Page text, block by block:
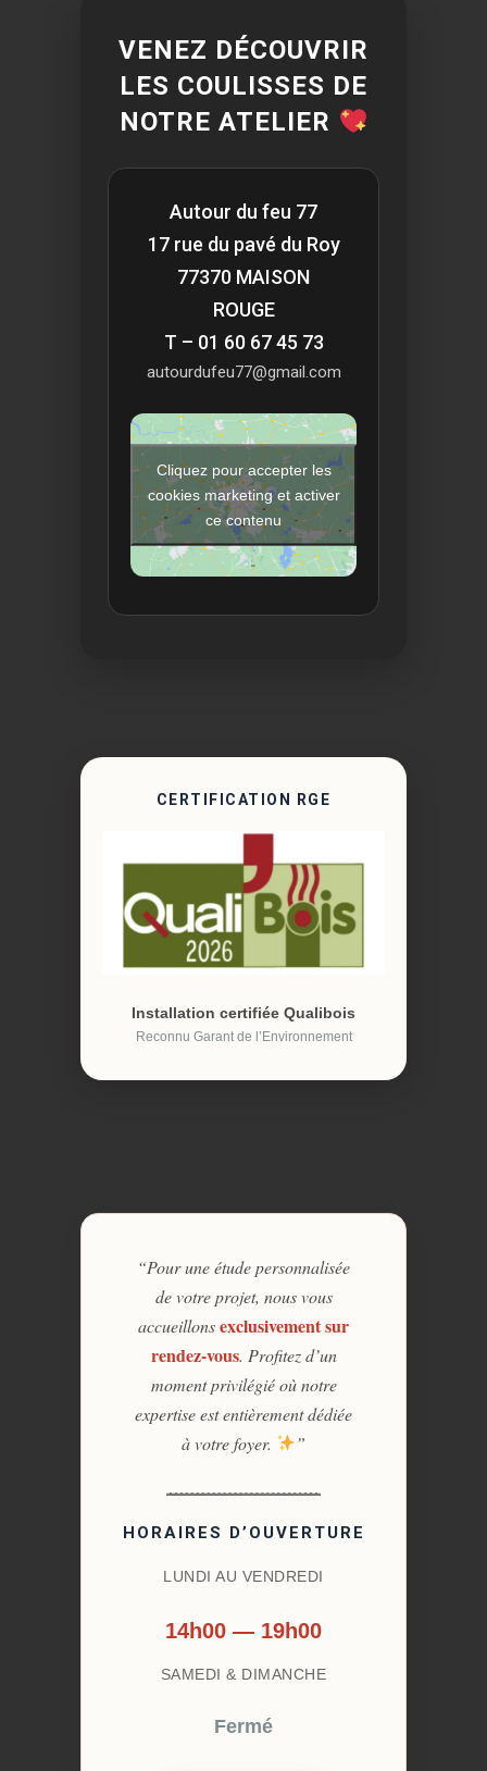
VENEZ DÉCOUVRIR
LES COULISSES DE
NOTRE ATELIER
Autour du feu 77
17 rue du pavé du Roy
77370 MAISON
ROUGE
T – 01 60 67 45 73
autourdufeu77@gmail.com
Cliquez pour accepter les
cookies marketing et activer
ce contenu
CERTIFICATION RGE
Installation certifiée Qualibois
Reconnu Garant de l’Environnement
“Pour une étude personnalisée
de votre projet, nous vous
accueillonsexclusivement sur
rendez-vous. Profitez d’un
moment privilégié où notre
expertise est entièrement dédiée
à votre foyer.
”
HORAIRES D’OUVERTURE
LUNDI AU VENDREDI
14h00 — 19h00
SAMEDI & DIMANCHE
Fermé